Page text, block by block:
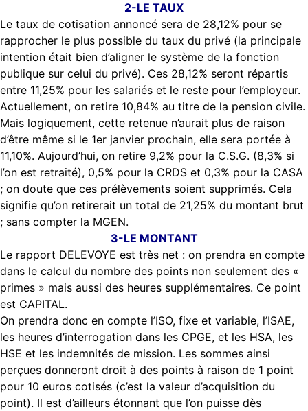
2-LE TAUX
Le taux de cotisation annoncé sera de 28,12% pour se
rapprocher le plus possible du taux du privé (la principale
intention était bien d’aligner le système de la fonction
publique sur celui du privé). Ces 28,12% seront répartis
entre 11,25% pour les salariés et le reste pour l’employeur.
Actuellement, on retire 10,84% au titre de la pension civile.
Mais logiquement, cette retenue n’aurait plus de raison
d’être même si le 1er janvier prochain, elle sera portée à
11,10%. Aujourd’hui, on retire 9,2% pour la C.S.G. (8,3% si
l’on est retraité), 0,5% pour la CRDS et 0,3% pour la CASA
; on doute que ces prélèvements soient supprimés. Cela
signifie qu’on retirerait un total de 21,25% du montant brut
; sans compter la MGEN.
3-LE MONTANT
Le rapport DELEVOYE est très net : on prendra en compte
dans le calcul du nombre des points non seulement des «
primes » mais aussi des heures supplémentaires. Ce point
est CAPITAL.
On prendra donc en compte l’ISO, fixe et variable, l’ISAE,
les heures d’interrogation dans les CPGE, et les HSA, les
HSE et les indemnités de mission. Les sommes ainsi
perçues donneront droit à des points à raison de 1 point
pour 10 euros cotisés (c’est la valeur d’acquisition du
point). Il est d’ailleurs étonnant que l’on puisse dès